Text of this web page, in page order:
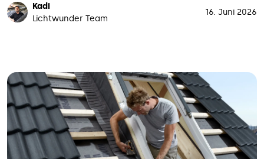
Kadi
Lichtwunder Team
16. Juni 2026